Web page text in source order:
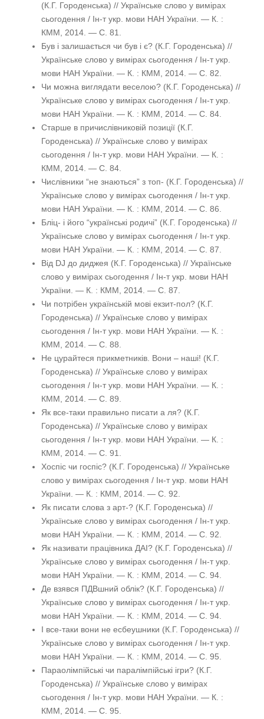
(К.Г. Городенська) // Українське слово у вимірах
сьогодення / Ін-т укр. мови НАН України. — К. :
КММ, 2014. — С. 81.
Був і залишається чи був і є? (К.Г. Городенська) //
Українське слово у вимірах сьогодення / Ін-т укр.
мови НАН України. — К. : КММ, 2014. — С. 82.
Чи можна виглядати веселою? (К.Г. Городенська) //
Українське слово у вимірах сьогодення / Ін-т укр.
мови НАН України. — К. : КММ, 2014. — С. 84.
Старше в причислівниковій позиції (К.Г.
Городенська) // Українське слово у вимірах
сьогодення / Ін-т укр. мови НАН України. — К. :
КММ, 2014. — С. 84.
Числівники “не знаються” з топ- (К.Г. Городенська) //
Українське слово у вимірах сьогодення / Ін-т укр.
мови НАН України. — К. : КММ, 2014. — С. 86.
Бліц- і його “українські родичі” (К.Г. Городенська) //
Українське слово у вимірах сьогодення / Ін-т укр.
мови НАН України. — К. : КММ, 2014. — С. 87.
Від DJ до диджея (К.Г. Городенська) // Українське
слово у вимірах сьогодення / Ін-т укр. мови НАН
України. — К. : КММ, 2014. — С. 87.
Чи потрібен українській мові екзит-пол? (К.Г.
Городенська) // Українське слово у вимірах
сьогодення / Ін-т укр. мови НАН України. — К. :
КММ, 2014. — С. 88.
Не цурайтеся прикметників. Вони – наші! (К.Г.
Городенська) // Українське слово у вимірах
сьогодення / Ін-т укр. мови НАН України. — К. :
КММ, 2014. — С. 89.
Як все-таки правильно писати а ля? (К.Г.
Городенська) // Українське слово у вимірах
сьогодення / Ін-т укр. мови НАН України. — К. :
КММ, 2014. — С. 91.
Хоспіс чи госпіс? (К.Г. Городенська) // Українське
слово у вимірах сьогодення / Ін-т укр. мови НАН
України. — К. : КММ, 2014. — С. 92.
Як писати слова з арт-? (К.Г. Городенська) //
Українське слово у вимірах сьогодення / Ін-т укр.
мови НАН України. — К. : КММ, 2014. — С. 92.
Як називати працівника ДАІ? (К.Г. Городенська) //
Українське слово у вимірах сьогодення / Ін-т укр.
мови НАН України. — К. : КММ, 2014. — С. 94.
Де взявся ПДВшний облік? (К.Г. Городенська) //
Українське слово у вимірах сьогодення / Ін-т укр.
мови НАН України. — К. : КММ, 2014. — С. 94.
І все-таки вони не есбеушники (К.Г. Городенська) //
Українське слово у вимірах сьогодення / Ін-т укр.
мови НАН України. — К. : КММ, 2014. — С. 95.
Параолімпійські чи паралімпійські ігри? (К.Г.
Городенська) // Українське слово у вимірах
сьогодення / Ін-т укр. мови НАН України. — К. :
КММ, 2014. — С. 95.